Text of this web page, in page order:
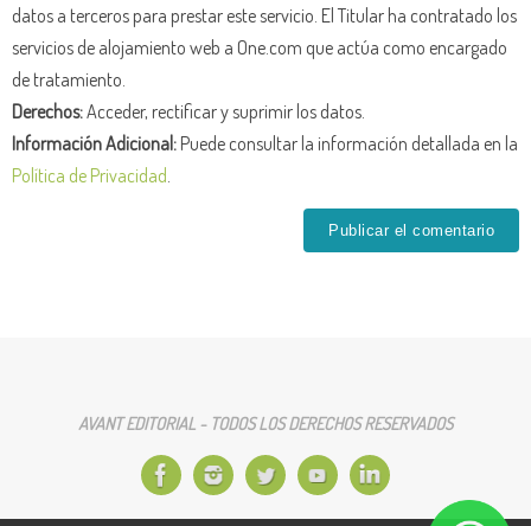
datos a terceros para prestar este servicio. El Titular ha contratado los
servicios de alojamiento web a One.com que actúa como encargado
de tratamiento.
Derechos:Acceder, rectificar y suprimir los datos.
Información Adicional:Puede consultar la información detallada en la
Política de Privacidad
AVANT EDITORIAL - TODOS LOS DERECHOS RESERVADOS